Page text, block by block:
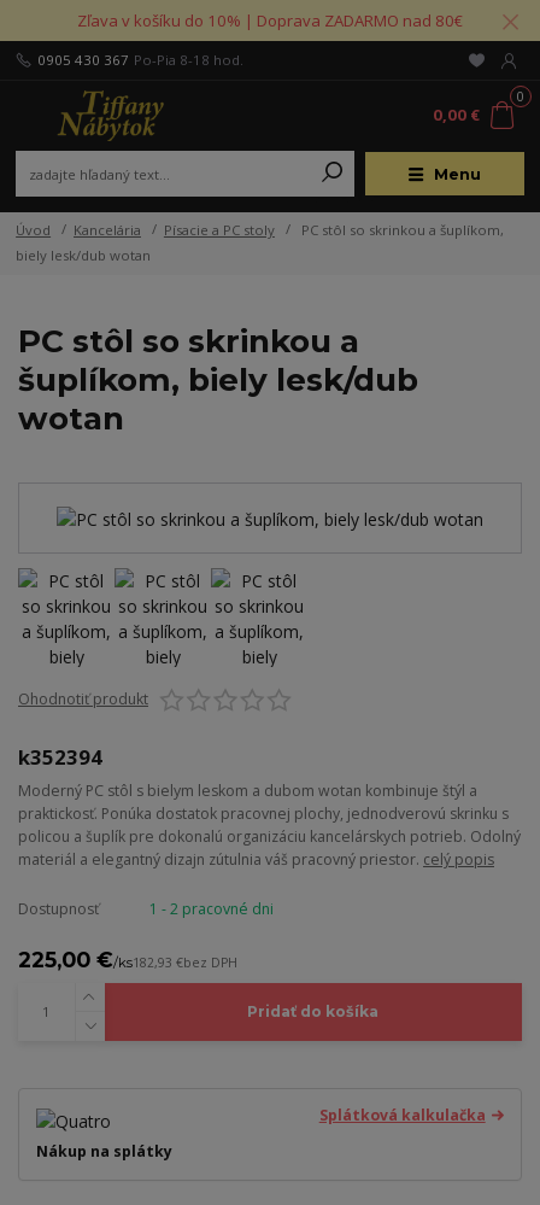
Zľava v košíku do 10% | Doprava ZADARMO nad 80€
Menu
0905 430 367 Po-Pia 8-18 hod.
0
0,00 €
Úvod Kancelária Písacie a PC stoly
PC stôl so skrinkou a šuplíkom,
biely lesk/dub wotan
PC stôl so skrinkou a
šuplíkom, biely lesk/dub
wotan
Ohodnotiť produkt
k352394
Moderný PC stôl s bielym leskom a dubom wotan kombinuje štýl a
praktickosť. Ponúka dostatok pracovnej plochy, jednodverovú skrinku s
policou a šuplík pre dokonalú organizáciu kancelárskych potrieb. Odolný
materiál a elegantný dizajn zútulnia váš pracovný priestor. celý popis
Dostupnosť 1 - 2 pracovné dni
225,00 €/ks182,93 €bez DPH
Pridať do košíka
Splátková kalkulačka
Nákup na splátky